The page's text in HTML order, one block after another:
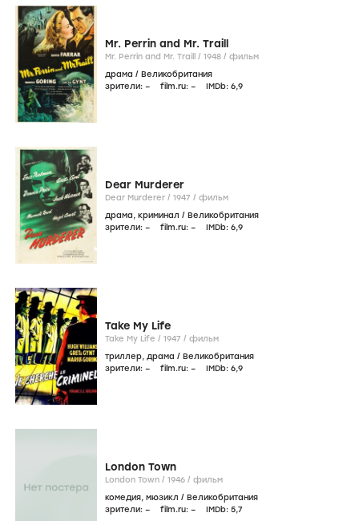
Mr. Perrin and Mr. Traill
Mr. Perrin and Mr. Traill / 1948 / фильм
драма / Великобритания
зрители: – film.ru: – IMDb: 6,9
Dear Murderer
Dear Murderer / 1947 / фильм
драма, криминал / Великобритания
зрители: – film.ru: – IMDb: 6,9
Take My Life
Take My Life / 1947 / фильм
триллер, драма / Великобритания
зрители: – film.ru: – IMDb: 6,9
London Town
London Town / 1946 / фильм
комедия, мюзикл / Великобритания
зрители: – film.ru: – IMDb: 5,7